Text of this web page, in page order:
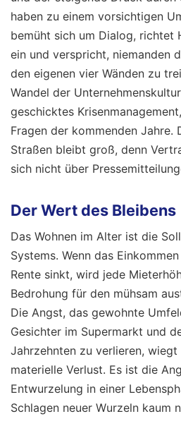
haben zu einem vorsichtigen
bemüht sich um Dialog, richtet
ein und verspricht, niemanden
den eigenen vier Wänden zu
Wandel der
geschicktes
Fragen der kommenden Jahre.
Straßen bleibt groß, denn
sich nicht über
Der Wert des Bleibens
Das Wohnen im Alter ist die
Systems. Wenn das
Rente sinkt, wird jede
Bedrohung für den mühsam
Die Angst, das gewohnte
Gesichter im Supermarkt und
Jahrzehnten zu verlieren,
materielle Verlust. Es ist die
Entwurzelung in einer
Schlagen neuer Wurzeln kaum